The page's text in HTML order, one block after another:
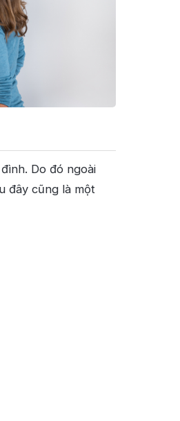
Do đó ngoài
đây cũng là một